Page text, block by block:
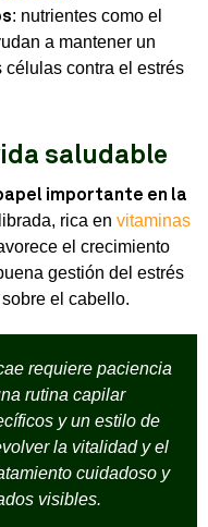
: nutrientes como el
a mantener un
contra el estrés
saludable
importante en la
rica en vitaminas
el crecimiento
gestión del estrés
el cabello.
requiere paciencia
rutina capilar
y un estilo de
la vitalidad y el
cuidadoso y
visibles.